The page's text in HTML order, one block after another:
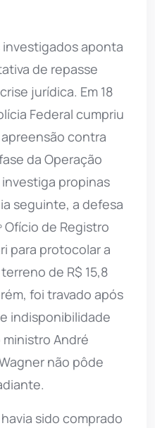
aponta
de repasse
jurídica. Em 18
Federal cumpriu
contra
da Operação
propinas
seguinte, a defesa
Ofício de Registro
para protocolar a
de R$ 15,8
foi travado após
indisponibilidade
André
não pôde
sido comprado